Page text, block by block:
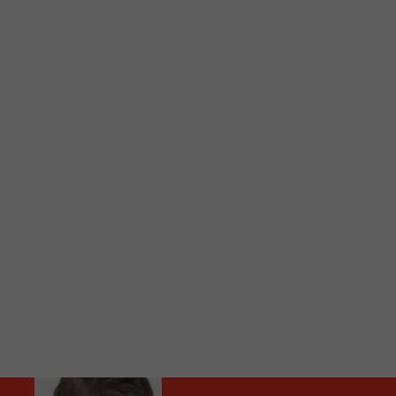
Audio